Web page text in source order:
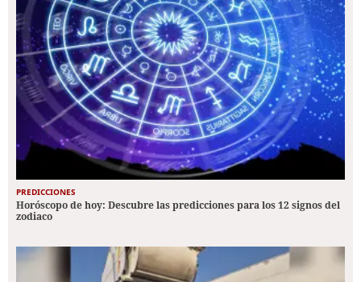
PREDICCIONES
Horóscopo de hoy: Descubre las predicciones para los 12 signos del
zodiaco